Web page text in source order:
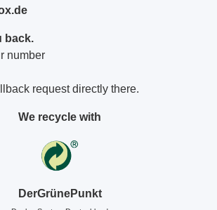
back.
number
request directly there.
We recycle with
DerGrünePunkt